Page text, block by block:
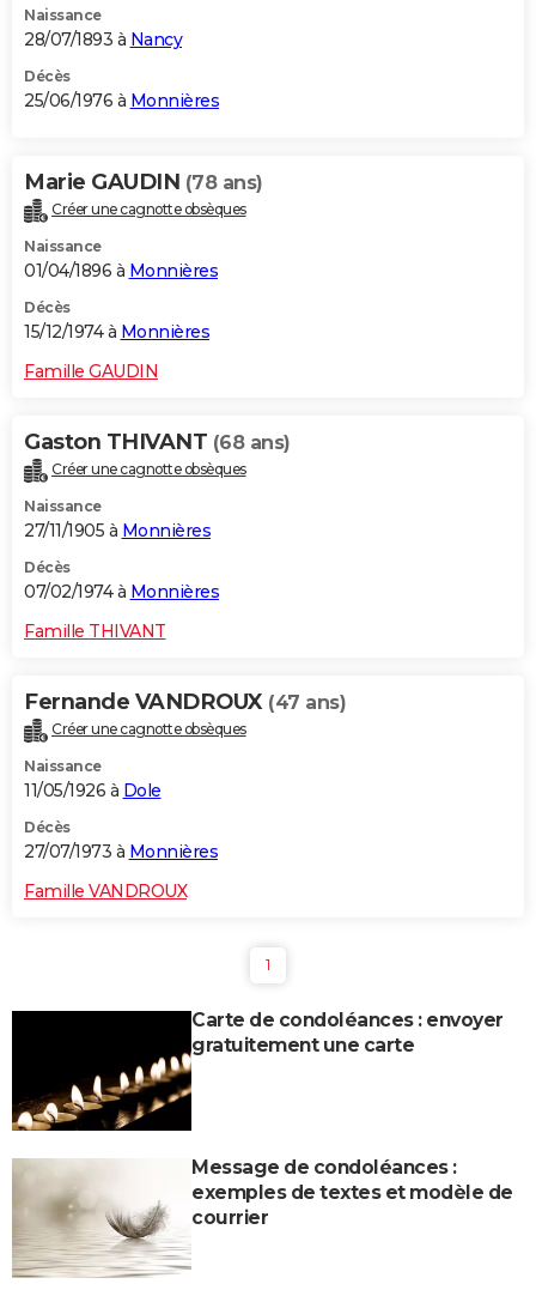
Naissance
28/07/1893 à Nancy
Décès
25/06/1976 à Monnières
Marie GAUDIN (78 ans)
Créer une cagnotte obsèques
Naissance
01/04/1896 à Monnières
Décès
15/12/1974 à Monnières
Famille GAUDIN
Gaston THIVANT (68 ans)
Créer une cagnotte obsèques
Naissance
27/11/1905 à Monnières
Décès
07/02/1974 à Monnières
Famille THIVANT
Fernande VANDROUX (47 ans)
Créer une cagnotte obsèques
Naissance
11/05/1926 à Dole
Décès
27/07/1973 à Monnières
Famille VANDROUX
1
Carte de condoléances : envoyer
gratuitement une carte
Message de condoléances :
exemples de textes et modèle de
courrier